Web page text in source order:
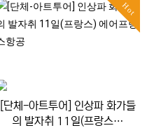
Hot
[단체-아트투어] 인상파 화가들
의 발자취 11일(프랑스…